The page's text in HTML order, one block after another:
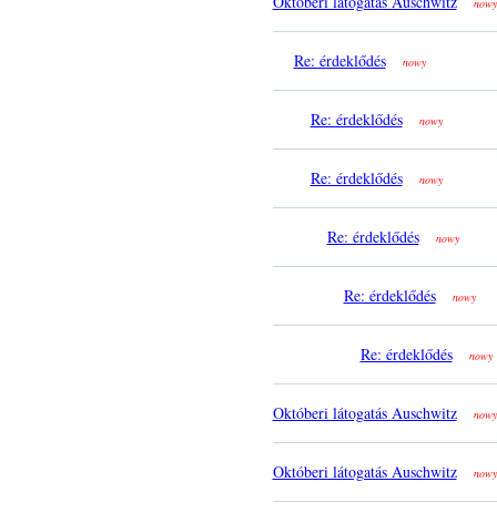
nowy
Re: érdeklődés nowy
Re: érdeklődés nowy
Re: érdeklődés nowy
Re: érdeklődés nowy
Re: érdeklődés nowy
Re: érdeklődés nowy
Októberi látogatás Auschwitz nowy
Októberi látogatás Auschwitz nowy